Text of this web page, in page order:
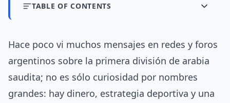
TABLE OF CONTENTS
Hace poco vi muchos mensajes en redes y foros
argentinos sobre la primera división de arabia
saudita; no es sólo curiosidad por nombres
grandes: hay dinero, estrategia deportiva y una